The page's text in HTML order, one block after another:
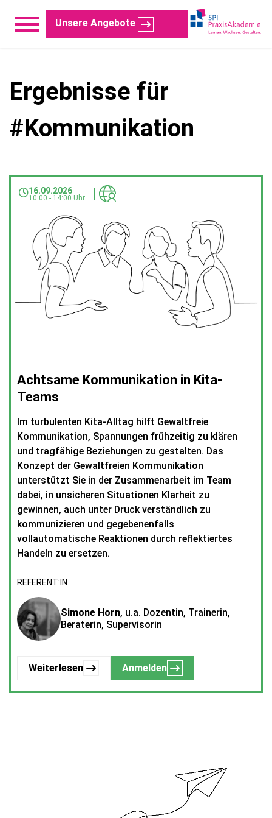
Unsere Angebote
Ergebnisse für
#Kommunikation
16.09.2026
10:00 - 14:00 Uhr
Achtsame Kommunikation in Kita-
Teams
Im turbulenten Kita-Alltag hilft Gewaltfreie
Kommunikation, Spannungen frühzeitig zu klären
und tragfähige Beziehungen zu gestalten. Das
Konzept der Gewaltfreien Kommunikation
unterstützt Sie in der Zusammenarbeit im Team
dabei, in unsicheren Situationen Klarheit zu
gewinnen, auch unter Druck verständlich zu
kommunizieren und gegebenenfalls
vollautomatische Reaktionen durch reflektiertes
Handeln zu ersetzen.
REFERENT:IN
Simone Horn, u.a. Dozentin, Trainerin,
Beraterin, Supervisorin
Weiterlesen Anmelden
Hier geht’s zur Übersicht der Angebote